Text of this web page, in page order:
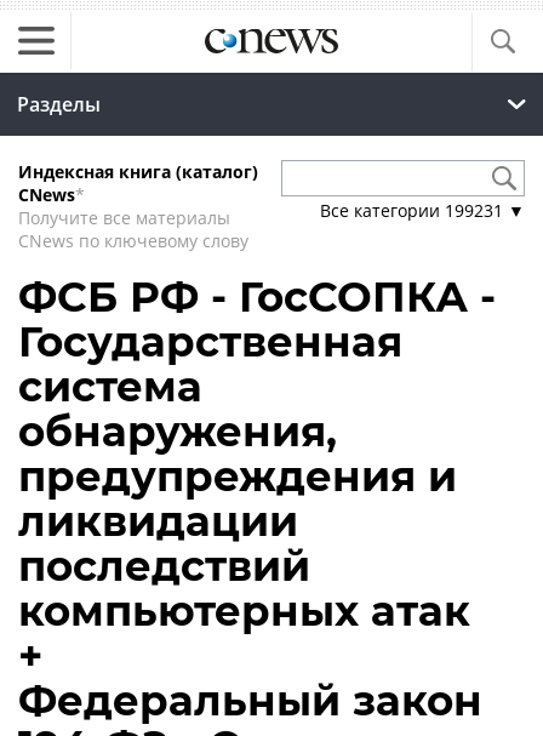
Разделы
Индексная книга (каталог)
CNews*
Получите все материалы
CNews по ключевому слову
Все категории 199231 ▼
ФСБ РФ - ГосСОПКА -
Государственная
система
обнаружения,
предупреждения и
ликвидации
последствий
компьютерных атак
+
Федеральный закон